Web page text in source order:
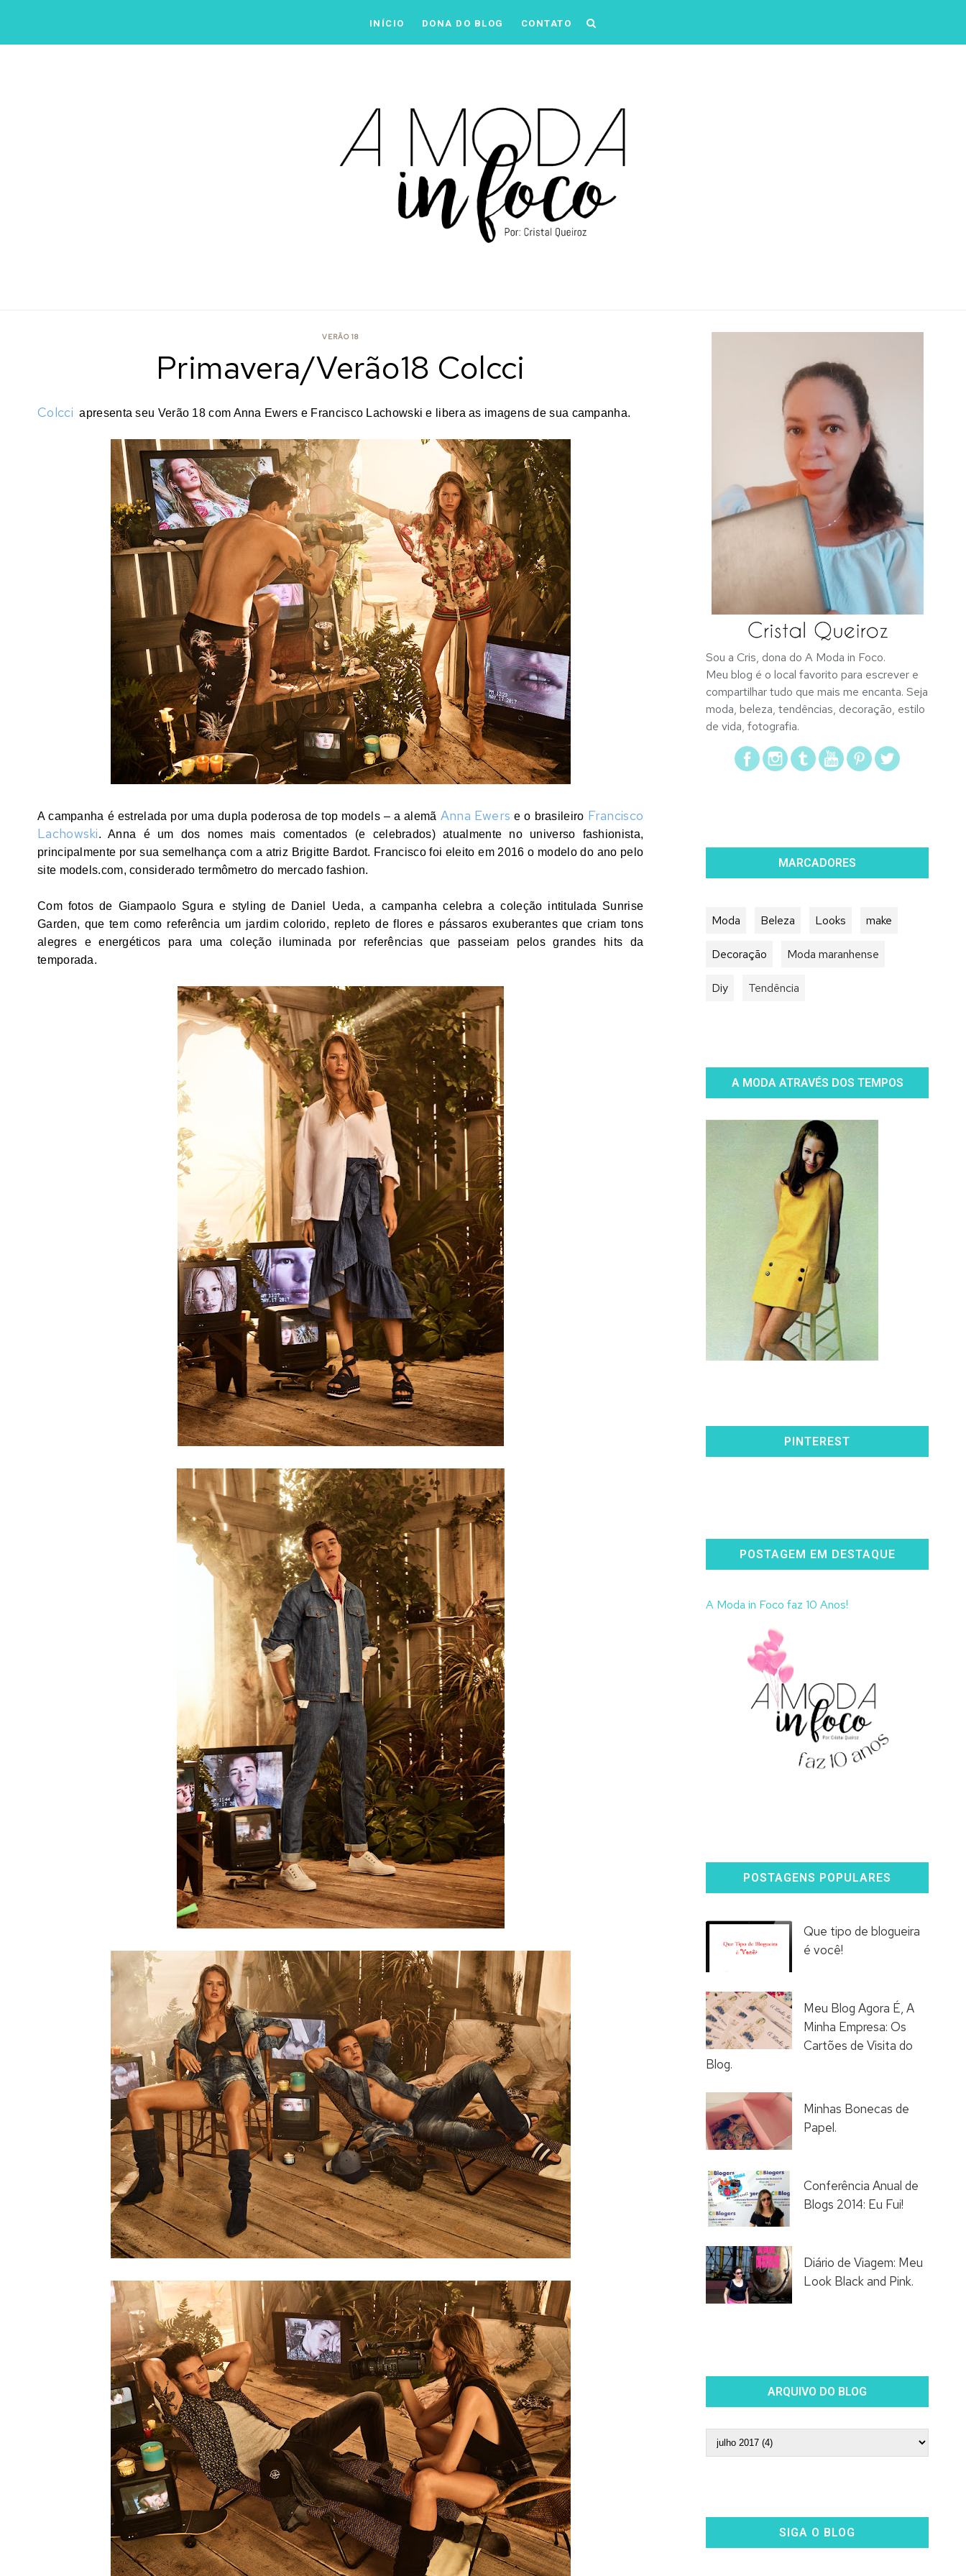
INÍCIO DONA DO BLOG CONTATO
VERÃO 18
Primavera/Verão18 Colcci
Colcci apresenta seu Verão 18 com Anna Ewers e Francisco Lachowski e libera as imagens de sua campanha.
A campanha é estrelada por uma dupla poderosa de top models – a alemã Anna Ewers e o brasileiro Francisco
Lachowski. Anna é um dos nomes mais comentados (e celebrados) atualmente no universo fashionista,
principalmente por sua semelhança com a atriz Brigitte Bardot. Francisco foi eleito em 2016 o modelo do ano pelo
site models.com, considerado termômetro do mercado fashion.
Com fotos de Giampaolo Sgura e styling de Daniel Ueda, a campanha celebra a coleção intitulada Sunrise
Garden, que tem como referência um jardim colorido, repleto de flores e pássaros exuberantes que criam tons
alegres e energéticos para uma coleção iluminada por referências que passeiam pelos grandes hits da
temporada.
Sou a Cris, dona do A Moda in Foco.
Meu blog é o local favorito para escrever e
compartilhar tudo que mais me encanta. Seja
moda, beleza, tendências, decoração, estilo
de vida, fotografia.
MARCADORES
Moda Beleza Looks make
Decoração Moda maranhense
Diy Tendência
A MODA ATRAVÉS DOS TEMPOS
PINTEREST
POSTAGEM EM DESTAQUE
A Moda in Foco faz 10 Anos!
POSTAGENS POPULARES
Que tipo de blogueira
é você!
Meu Blog Agora É, A
Minha Empresa: Os
Cartões de Visita do
Blog.
Minhas Bonecas de
Papel.
Conferência Anual de
Blogs 2014: Eu Fui!
Diário de Viagem: Meu
Look Black and Pink.
ARQUIVO DO BLOG
SIGA O BLOG